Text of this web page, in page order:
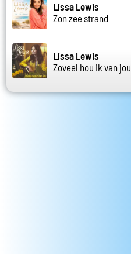
Lissa Lewis
Zon zee strand
Lissa Lewis
Zoveel hou ik van jou